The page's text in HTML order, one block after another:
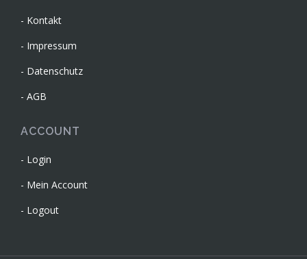
Kontakt
Impressum
Datenschutz
AGB
ACCOUNT
Login
Mein Account
Logout